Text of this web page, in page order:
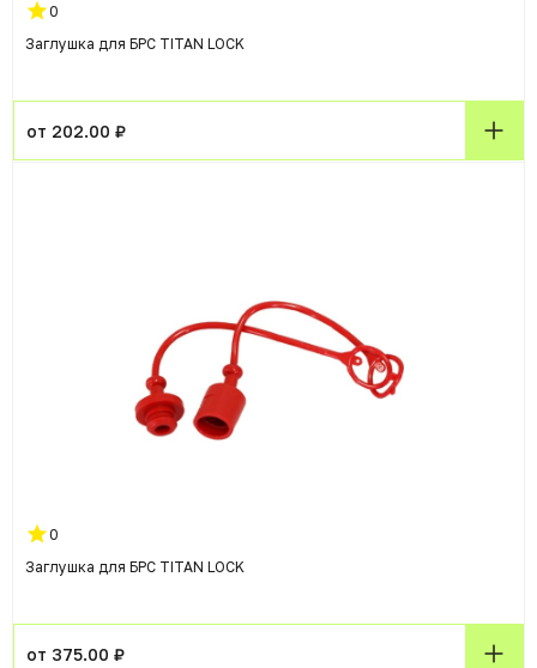
0
Заглушка для БРС TITAN LOCK
от 202.00 ₽
0
Заглушка для БРС TITAN LOCK
от 375.00 ₽